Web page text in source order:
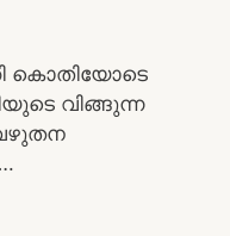
കൊതിയോടെ
വിങ്ങുന്ന